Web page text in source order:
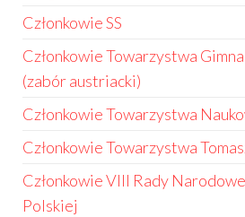
Członkowie SS
Członkowie Towarzystwa
(zabór austriacki)
Członkowie Towarzystwa
Członkowie Towarzystwa
Członkowie VIII Rady
Polskiej